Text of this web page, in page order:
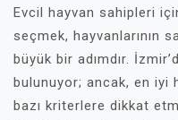
Evcil hayvan sahipleri
seçmek, hayvanlarının
büyük bir adımdır.
bulunuyor; ancak, en iyi
bazı kriterlere dikkat